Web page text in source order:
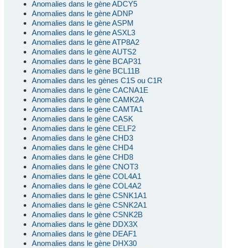
Anomalies dans le gène ADCY5
Anomalies dans le gène ADNP
Anomalies dans le gène ASPM
Anomalies dans le gène ASXL3
Anomalies dans le gène ATP8A2
Anomalies dans le gène AUTS2
Anomalies dans le gène BCAP31
Anomalies dans le gène BCL11B
Anomalies dans les gènes C1S ou C1R
Anomalies dans le gène CACNA1E
Anomalies dans le gène CAMK2A
Anomalies dans le gène CAMTA1
Anomalies dans le gène CASK
Anomalies dans le gène CELF2
Anomalies dans le gène CHD3
Anomalies dans le gène CHD4
Anomalies dans le gène CHD8
Anomalies dans le gène CNOT3
Anomalies dans le gène COL4A1
Anomalies dans le gène COL4A2
Anomalies dans le gène CSNK1A1
Anomalies dans le gène CSNK2A1
Anomalies dans le gène CSNK2B
Anomalies dans le gène DDX3X
Anomalies dans le gène DEAF1
Anomalies dans le gène DHX30